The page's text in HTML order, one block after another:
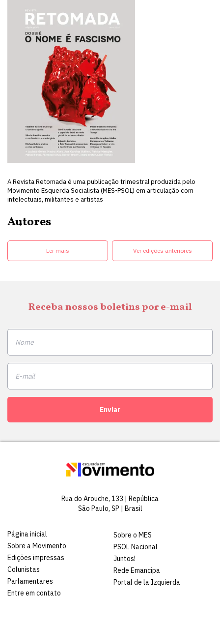
A Revista Retomada é uma publicação trimestral produzida pelo
Movimento Esquerda Socialista (MES-PSOL) em articulação com
intelectuais, militantes e artistas
Autores
Ler mais Ver edições anteriores
Receba nossos boletins por e-mail
Enviar
Rua do Arouche, 133 | República
São Paulo, SP | Brasil
Página inicial
Sobre a Movimento
Edições impressas
Colunistas
Parlamentares
Entre em contato
Sobre o MES
PSOL Nacional
Juntos!
Rede Emancipa
Portal de la Izquierda